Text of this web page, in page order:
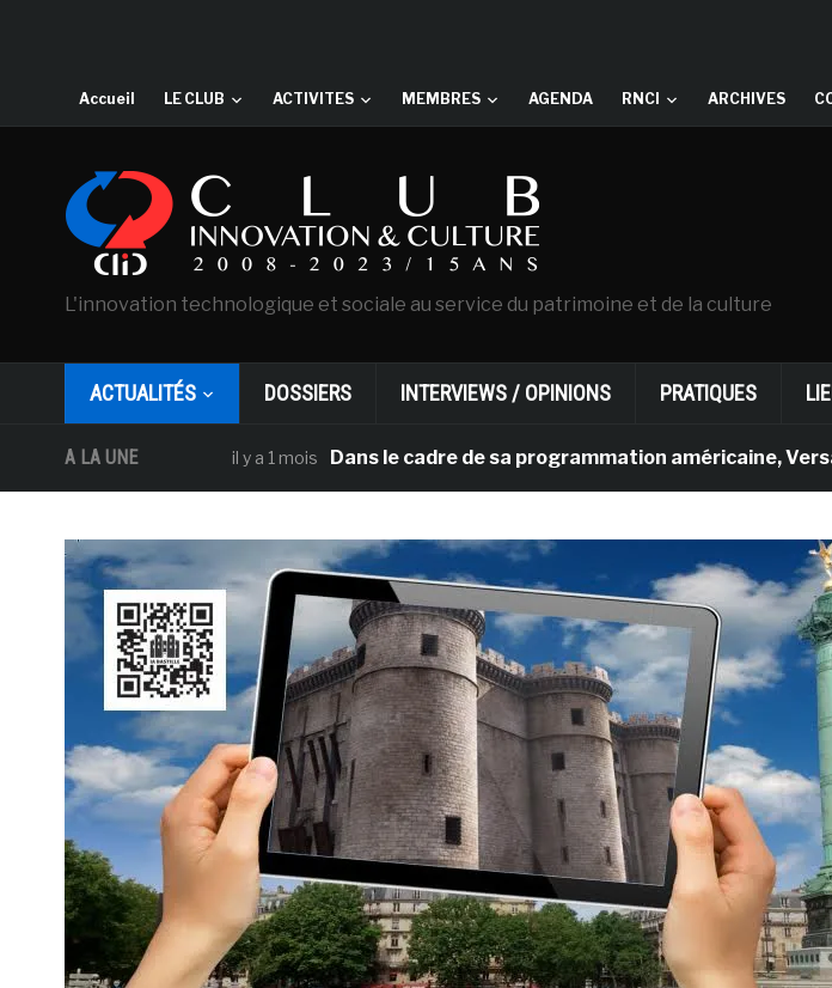
Accueil LE CLUB ACTIVITES MEMBRES AGENDA RNCI ARCHIVES
L'innovation technologique et sociale au service du patrimoine et de la culture
ACTUALITÉS DOSSIERS INTERVIEWS / OPINIONS PRATIQUES
A LA UNE il y a 1 mois Dans le cadre de sa programmation américaine, Versailles